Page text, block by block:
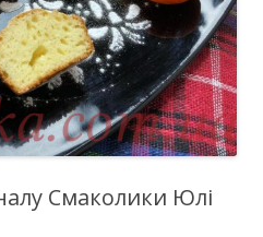
Смаколики Юлі